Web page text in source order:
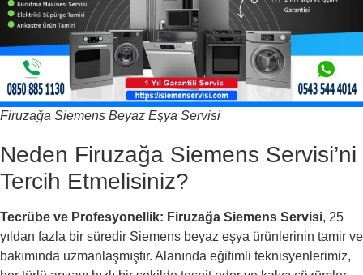
Firuzağa Siemens Beyaz Eşya Servisi
Neden Firuzağa Siemens Servisi’ni
Tercih Etmelisiniz?
Tecrübe ve Profesyonellik: Firuzağa Siemens Servisi, 25
yıldan fazla bir süredir Siemens beyaz eşya ürünlerinin tamir ve
bakımında uzmanlaşmıştır. Alanında eğitimli teknisyenlerimiz,